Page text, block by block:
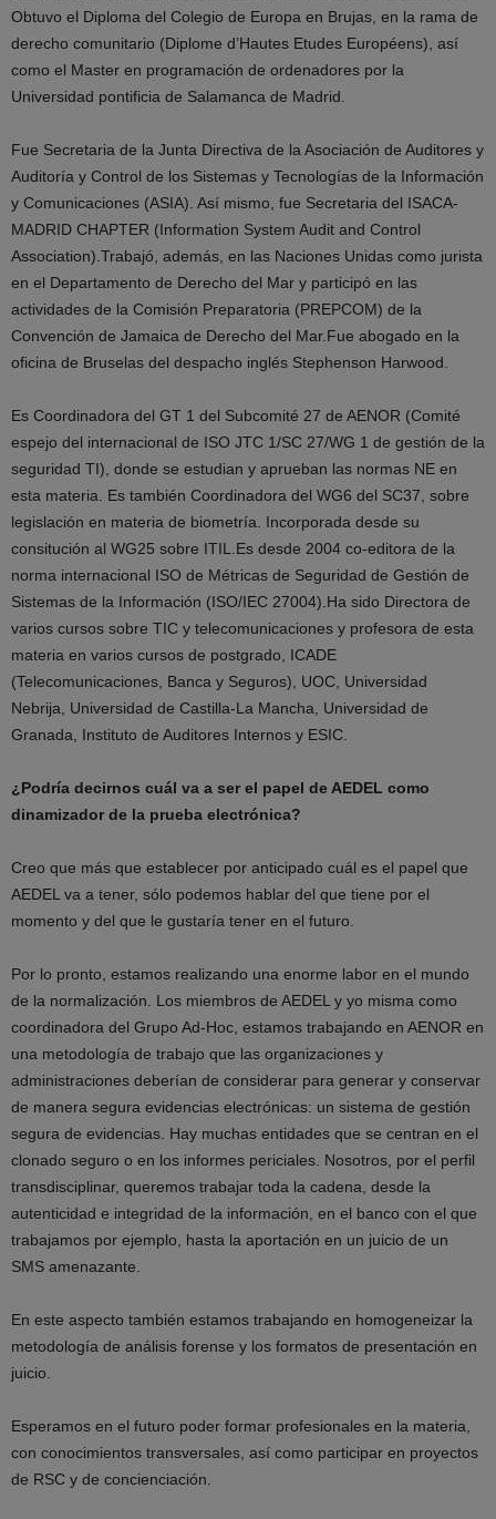
Obtuvo el Diploma del Colegio de Europa en Brujas, en la rama de
derecho comunitario (Diplome d’Hautes Etudes Européens), así
como el Master en programación de ordenadores por la
Universidad pontificia de Salamanca de Madrid.
Fue Secretaria de la Junta Directiva de la Asociación de Auditores y
Auditoría y Control de los Sistemas y Tecnologías de la Información
y Comunicaciones (ASIA). Así mismo, fue Secretaria del ISACA-
MADRID CHAPTER (Information System Audit and Control
Association).Trabajó, además, en las Naciones Unidas como jurista
en el Departamento de Derecho del Mar y participó en las
actividades de la Comisión Preparatoria (PREPCOM) de la
Convención de Jamaica de Derecho del Mar.Fue abogado en la
oficina de Bruselas del despacho inglés Stephenson Harwood.
Es Coordinadora del GT 1 del Subcomité 27 de AENOR (Comité
espejo del internacional de ISO JTC 1/SC 27/WG 1 de gestión de la
seguridad TI), donde se estudian y aprueban las normas NE en
esta materia. Es también Coordinadora del WG6 del SC37, sobre
legislación en materia de biometría. Incorporada desde su
consitución al WG25 sobre ITIL.Es desde 2004 co-editora de la
norma internacional ISO de Métricas de Seguridad de Gestión de
Sistemas de la Información (ISO/IEC 27004).Ha sido Directora de
varios cursos sobre TIC y telecomunicaciones y profesora de esta
materia en varios cursos de postgrado, ICADE
(Telecomunicaciones, Banca y Seguros), UOC, Universidad
Nebrija, Universidad de Castilla-La Mancha, Universidad de
Granada, Instituto de Auditores Internos y ESIC.
¿Podría decirnos cuál va a ser el papel de AEDEL como
dinamizador de la prueba electrónica?
Creo que más que establecer por anticipado cuál es el papel que
AEDEL va a tener, sólo podemos hablar del que tiene por el
momento y del que le gustaría tener en el futuro.
Por lo pronto, estamos realizando una enorme labor en el mundo
de la normalización. Los miembros de AEDEL y yo misma como
coordinadora del Grupo Ad-Hoc, estamos trabajando en AENOR en
una metodología de trabajo que las organizaciones y
administraciones deberían de considerar para generar y conservar
de manera segura evidencias electrónicas: un sistema de gestión
segura de evidencias. Hay muchas entidades que se centran en el
clonado seguro o en los informes periciales. Nosotros, por el perfil
transdisciplinar, queremos trabajar toda la cadena, desde la
autenticidad e integridad de la información, en el banco con el que
trabajamos por ejemplo, hasta la aportación en un juicio de un
SMS amenazante.
En este aspecto también estamos trabajando en homogeneizar la
metodología de análisis forense y los formatos de presentación en
juicio.
Esperamos en el futuro poder formar profesionales en la materia,
con conocimientos transversales, así como participar en proyectos
de RSC y de concienciación.